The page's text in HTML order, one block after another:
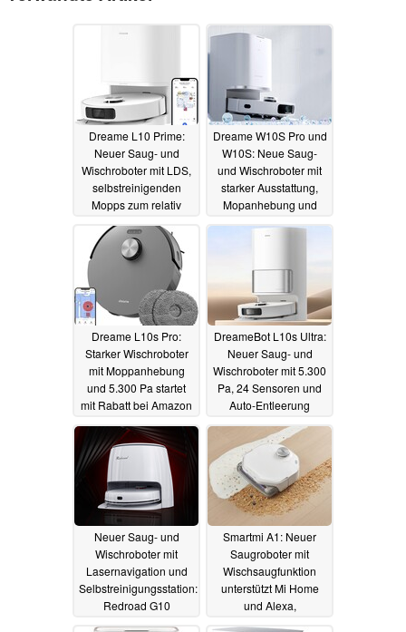
Dreame L10 Prime:
Neuer Saug- und
Wischroboter mit LDS,
selbstreinigenden
Mopps zum relativ
günstigen Preis
bestellbar03.08.2023
Dreame W10S Pro und
W10S: Neue Saug-
und Wischroboter mit
starker Ausstattung,
Mopanhebung und
Trocknung28.01.2023
Dreame L10s Pro:
Starker Wischroboter
mit Moppanhebung
und 5.300 Pa startet
mit Rabatt bei Amazon
26.10.2022
DreameBot L10s Ultra:
Neuer Saug- und
Wischroboter mit 5.300
Pa, 24 Sensoren und
Auto-Entleerung
31.08.2022
Neuer Saug- und
Wischroboter mit
Lasernavigation und
Selbstreinigungsstation:
Redroad G10
vorgestellt16.07.2022
Smartmi A1: Neuer
Saugroboter mit
Wischsaugfunktion
unterstützt Mi Home
und Alexa,
vorbestellbar ab 377